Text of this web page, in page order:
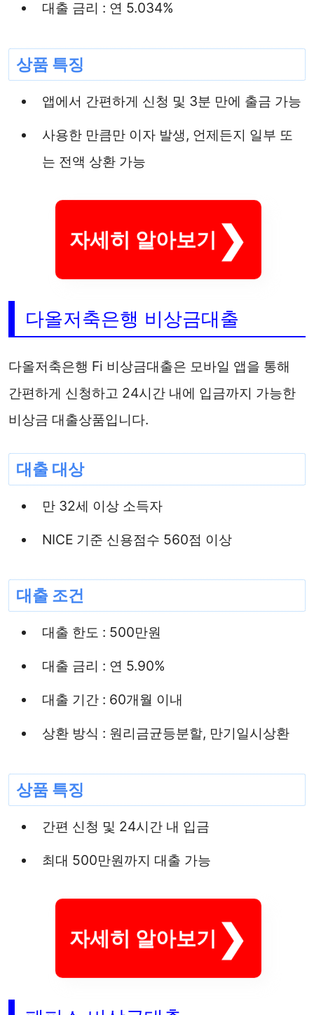
대출 금리 : 연 5.034%
상품 특징
앱에서 간편하게 신청 및 3분 만에 출금 가능
사용한 만큼만 이자 발생, 언제든지 일부 또
는 전액 상환 가능
자세히 알아보기
다올저축은행 비상금대출
다올저축은행 Fi 비상금대출은 모바일 앱을 통해
간편하게 신청하고 24시간 내에 입금까지 가능한
비상금 대출상품입니다.
대출 대상
만 32세 이상 소득자
NICE 기준 신용점수 560점 이상
대출 조건
대출 한도 : 500만원
대출 금리 : 연 5.90%
대출 기간 : 60개월 이내
상환 방식 : 원리금균등분할, 만기일시상환
상품 특징
간편 신청 및 24시간 내 입금
최대 500만원까지 대출 가능
자세히 알아보기